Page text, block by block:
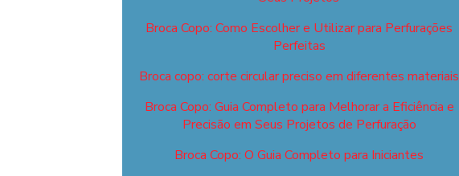
Broca Copo: Como Escolher e Utilizar para Perfurações
Perfeitas
Broca copo: corte circular preciso em diferentes materiais
Broca Copo: Guia Completo para Melhorar a Eficiência e
Precisão em Seus Projetos de Perfuração
Broca Copo: O Guia Completo para Iniciantes